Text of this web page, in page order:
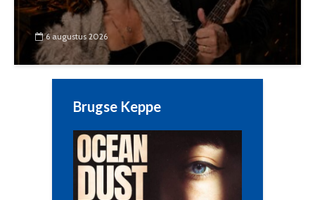
6 augustus 2026
Brugse Keppe